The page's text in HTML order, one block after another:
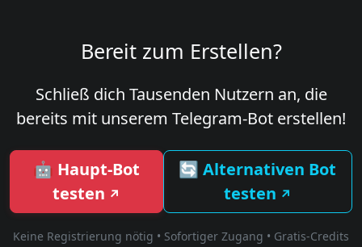
Bereit zum Erstellen?
Schließ dich Tausenden Nutzern an, die
bereits mit unserem Telegram-Bot erstellen!
🤖 Haupt-Bot
testen
🔄 Alternativen Bot
testen
Keine Registrierung nötig • Sofortiger Zugang • Gratis-Credits